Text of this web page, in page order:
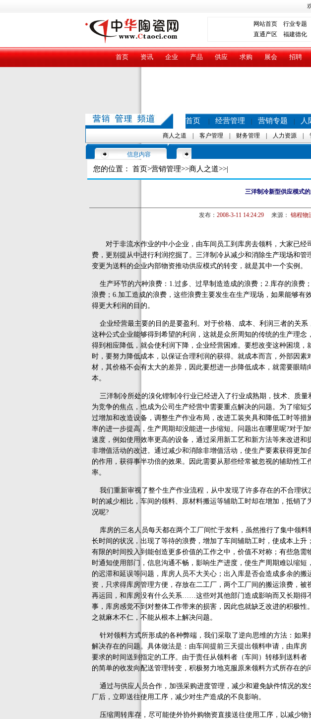
网站首页 行业专题
直通产区 福建德化
首页 资讯 企业 产品 供应 求购 展会 招聘
首页 经营管理 营销专题 人
商人之道 客户管理 财务管理 人力资源
信息内容
您的位置： 首页>营销管理>>商人之道>>|
三洋制冷新型供应模式
发布： 2008-3-11 14:24:29来源： 锦程物
对于非流水作业的中小企业，由车间员工到库房去领料，大家已经
费，更别提从中进行利润挖掘了。三洋制冷从减少和消除生产现场和
变更为送料的企业内部物资推动供应模式的转变，就是其中一个实例。
生产环节的六种浪费：1.过多、过早制造造成的浪费；2.库存的浪费
浪费；6.加工造成的浪费，这些浪费主要发生在生产现场，如果能够有
得更大利润的目的。
企业经营最主要的目的是要盈利。对于价格、成本、利润三者的关系
这种公式企业能够得到希望的利润，这就是众所周知的传统的生产理
得到相应降低，就会使利润下降，企业经营困难。要想改变这种困境
时，要努力降低成本，以保证合理利润的获得。就成本而言，外部因
材，其价格不会有太大的差异，因此要想进一步降低成本，就需要眼
本。
三洋制冷所处的溴化锂制冷行业已经进入了行业成熟期，技术、质
为竞争的焦点，也成为公司生产经营中需要重点解决的问题。为了缩
过增加和改造设备，调整生产作业布局，改进工装夹具和降低工时等
率的进一步提高，生产周期却没能进一步缩短。问题出在哪里呢?对于
速度，例如使用效率更高的设备，通过采用新工艺和新方法等来改进
非增值活动的改进。通过减少和消除非增值活动，使生产要素获得更
的作用，获得事半功倍的效果。因此需要从那些经常被忽视的辅助性
率。
我们重新审视了整个生产作业流程，从中发现了许多存在的不合理
时的减少相比，车间的领料、原材料搬运等辅助工时却在增加，抵销
况呢?
库房的三名人员每天都在两个工厂间忙于发料，虽然推行了集中领
长时间的状况，出现了等待的浪费，增加了车间辅助工时，使成本上
有限的时间投入到能创造更多价值的工作之中，价值不对称；有些急
时通知使用部门，信息沟通不畅，影响生产进度，使生产周期难以缩
的迟滞和延误等问题，库房人员不大关心；出入库是否会造成多余的
资，只求得库房管理方便，存放在二工厂，两个工厂间的搬运浪费，
再运回，和库房没有什么关系……这些对其他部门造成影响而又长期得
事，库房感觉不到对整体工作带来的损害，因此也就缺乏改进的积极
之就麻木不仁，不能从根本上解决问题。
针对领料方式所形成的各种弊端，我们采取了逆向思维的方法：如果
解决存在的问题。具体做法是：由车间提前三天提出领料申请，由库
要求的时间送到指定的工序。由于责任从领料者（车间）转移到送料
的简单的收发向配送管理转变，积极努力地克服原来领料方式所存在的
通过与供应人员合作，加强采购进度管理，减少和避免缺件情况的发
厂后，立即送往使用工序，减少对生产造成的不良影响。
压缩周转库存，尽可能使外协外购物资直接送往使用工序，以减少